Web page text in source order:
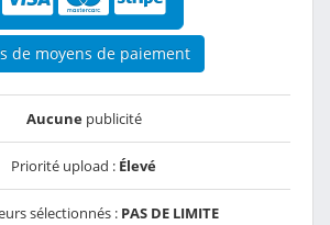
de moyens de paiement
Aucunepublicité
Priorité upload : Élevé
sélectionnés : PAS DE LIMITE